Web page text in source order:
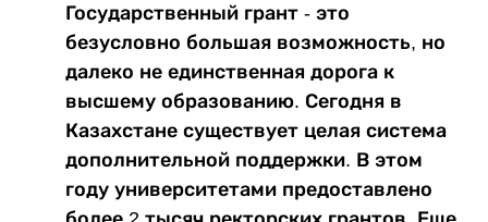
Государственный грант - это
безусловно большая возможность, но
далеко не единственная дорога к
высшему образованию. Сегодня в
Казахстане существует целая система
дополнительной поддержки. В этом
году университетами предоставлено